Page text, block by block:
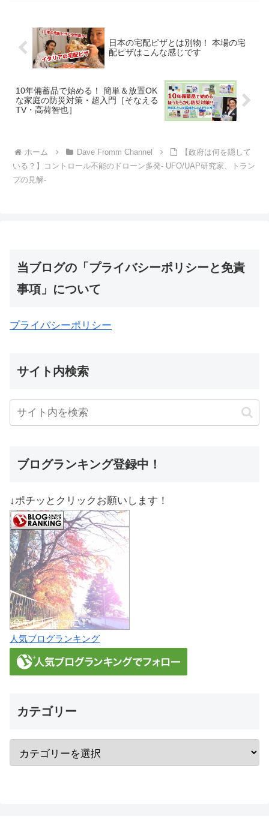
日本の宅配ピザとは別物！ 本場の宅
配ピザはこんな感じです
10年備蓄品で始める！ 簡単＆放置OK
な家庭の防災対策・超入門［そなえる
TV・高荷智也］
ホーム Dave Fromm Channel
【政府は何を隠して
いる？】コントロール不能のドローン多発- UFO/UAP研究家、トラン
プの見解-
当ブログの「プライバシーポリシーと免責
事項」について
プライバシーポリシー
サイト内検索
ブログランキング登録中！
↓ポチッとクリックお願いします！
人気ブログランキング
カテゴリー